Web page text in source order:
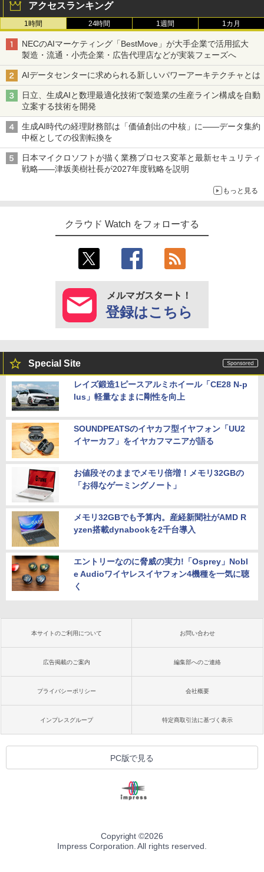
アクセスランキング
1時間 24時間 1週間 1カ月
NECのAIマーケティング「BestMove」が大手企業で活用拡大
製造・流通・小売企業・広告代理店などが実装フェーズへ
AIデータセンターに求められる新しいパワーアーキテクチャとは
日立、生成AIと数理最適化技術で製造業の生産ライン構成を自動
立案する技術を開発
生成AI時代の経理財務部は「価値創出の中核」に――データ集約
中枢としての役割転換を
日本マイクロソフトが描く業務プロセス変革と最新セキュリティ
戦略――津坂美樹社長が2027年度戦略を説明
もっと見る
クラウド Watch をフォローする
メルマガスタート！
登録はこちら
Special Site
レイズ鍛造1ピースアルミホイール「CE28 N-p
lus」軽量なままに剛性を向上
SOUNDPEATSのイヤカフ型イヤフォン「UU2
イヤーカフ」をイヤカフマニアが語る
お値段そのままでメモリ倍増！メモリ32GBの
「お得なゲーミングノート」
メモリ32GBでも予算内。産経新聞社がAMD R
yzen搭載dynabookを2千台導入
エントリーなのに脅威の実力!「Osprey」Nobl
e Audioワイヤレスイヤフォン4機種を一気に聴
く
本サイトのご利用について お問い合わせ
広告掲載のご案内 編集部へのご連絡
プライバシーポリシー 会社概要
インプレスグループ 特定商取引法に基づく表示
PC版で見る
Copyright ©2026
Impress Corporation. All rights reserved.